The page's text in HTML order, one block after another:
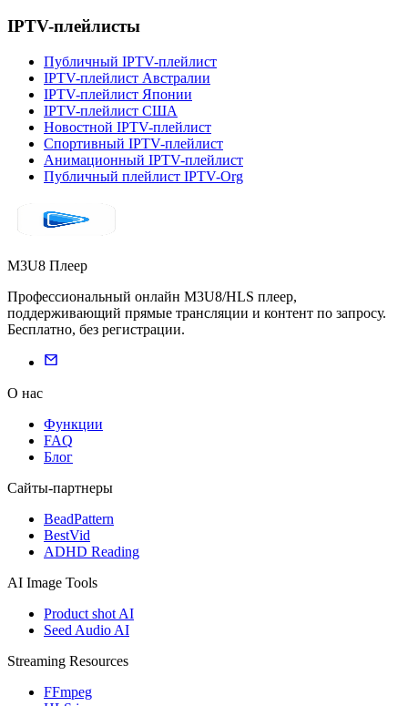
IPTV-плейлисты
Публичный IPTV-плейлист
IPTV-плейлист Австралии
IPTV-плейлист Японии
IPTV-плейлист США
Новостной IPTV-плейлист
Спортивный IPTV-плейлист
Анимационный IPTV-плейлист
Публичный плейлист IPTV-Org
M3U8 Плеер
Профессиональный онлайн M3U8/HLS плеер,
поддерживающий прямые трансляции и контент по запросу.
Бесплатно, без регистрации.
О нас
Функции
FAQ
Блог
Сайты-партнеры
BeadPattern
BestVid
ADHD Reading
AI Image Tools
Product shot AI
Seed Audio AI
Streaming Resources
FFmpeg